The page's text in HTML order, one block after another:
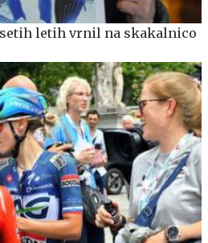
letih vrnil na skakalnico